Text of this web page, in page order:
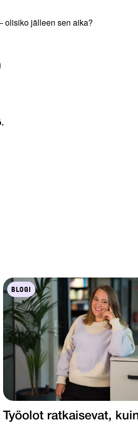
olisiko jälleen sen aika?
BLOGI
Työolot ratkaisevat,